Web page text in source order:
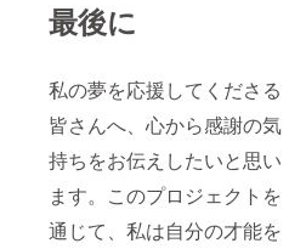
最後に
私の夢を応援してくださる
皆さんへ、心から感謝の気
持ちをお伝えしたいと思い
ます。このプロジェクトを
通じて、私は自分の才能を